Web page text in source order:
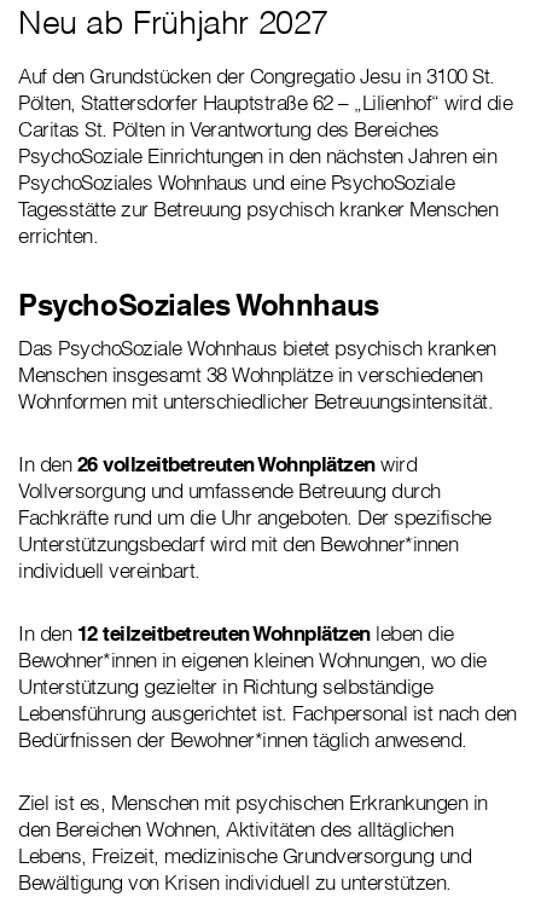
Neu ab Frühjahr 2027
Auf den Grundstücken der Congregatio Jesu in 3100 St.
Pölten, Stattersdorfer Hauptstraße 62 – „Lilienhof“ wird die
Caritas St. Pölten in Verantwortung des Bereiches
PsychoSoziale Einrichtungen in den nächsten Jahren ein
PsychoSoziales Wohnhaus und eine PsychoSoziale
Tagesstätte zur Betreuung psychisch kranker Menschen
errichten.
PsychoSoziales Wohnhaus
Das PsychoSoziale Wohnhaus bietet psychisch kranken
Menschen insgesamt 38 Wohnplätze in verschiedenen
Wohnformen mit unterschiedlicher Betreuungsintensität.
In den26 vollzeitbetreuten Wohnplätzenwird
Vollversorgung und umfassende Betreuung durch
Fachkräfte rund um die Uhr angeboten. Der spezifische
Unterstützungsbedarf wird mit den Bewohner*innen
individuell vereinbart.
In den 12 teilzeitbetreuten Wohnplätzenleben die
Bewohner*innen in eigenen kleinen Wohnungen, wo die
Unterstützung gezielter in Richtung selbständige
Lebensführung ausgerichtet ist. Fachpersonal ist nach den
Bedürfnissen der Bewohner*innen täglich anwesend.
Ziel ist es, Menschen mit psychischen Erkrankungen in
den Bereichen Wohnen, Aktivitäten des alltäglichen
Lebens, Freizeit, medizinische Grundversorgung und
Bewältigung von Krisen individuell zu unterstützen.